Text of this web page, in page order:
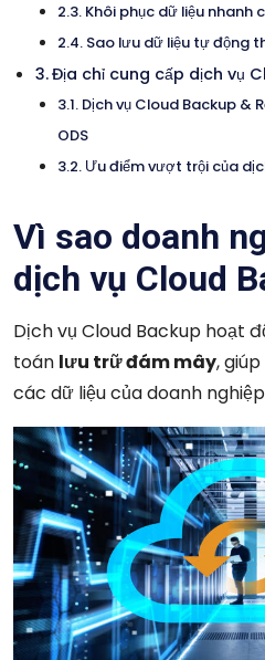
Khôi phục dữ liệu nhanh
Sao lưu dữ liệu tự động
Địa chỉ cung cấp dịch vụ
Dịch vụ Cloud Backup &
ODS
Ưu điểm vượt trội của
Vì sao doanh
dịch vụ Cloud
Dịch vụ Cloud Backup hoạt
toán lưu trữ đám mây,
các dữ liệu của doanh